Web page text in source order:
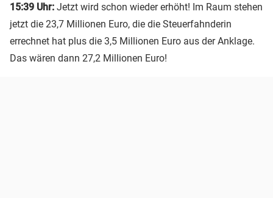
15:39 Uhr: Jetzt wird schon wieder erhöht! Im Raum stehen
jetzt die 23,7 Millionen Euro, die die Steuerfahnderin
errechnet hat plus die 3,5 Millionen Euro aus der Anklage.
Das wären dann 27,2 Millionen Euro!